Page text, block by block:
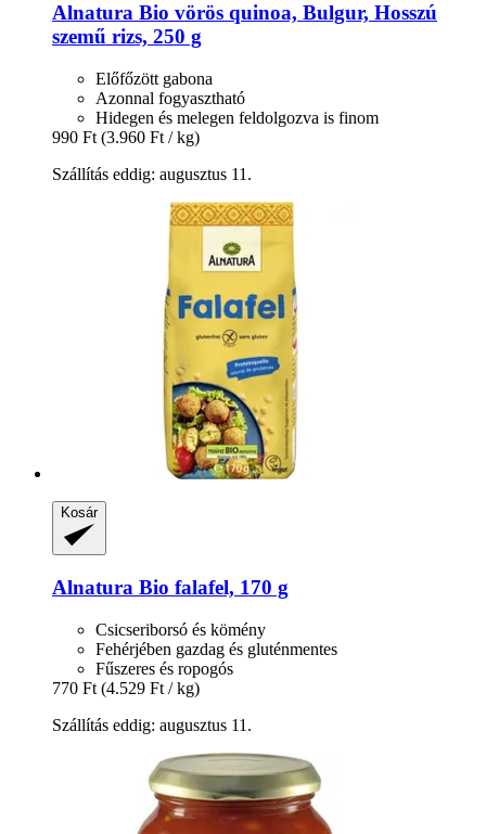
Alnatura Bio vörös quinoa, Bulgur, Hosszú
szemű rizs, 250 g
Előfőzött gabona
Azonnal fogyasztható
Hidegen és melegen feldolgozva is finom
990 Ft (3.960 Ft / kg)
Szállítás eddig: augusztus 11.
Kosár
Alnatura Bio falafel, 170 g
Csicseriborsó és kömény
Fehérjében gazdag és gluténmentes
Fűszeres és ropogós
770 Ft (4.529 Ft / kg)
Szállítás eddig: augusztus 11.